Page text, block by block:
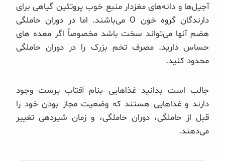
آجیل‌ها و دانه‌های مغزدار منبع خوب پروتئین گیاهی برای
دارندگان گروه خون O می‌باشند. ا‌ما در دوران حاملگی
هضم آنها می‌تواند سخت باشد مخصوصاً اگر معده های
حساس دارید. مصرف تخم بزرک را در دوران حاملگی
محدود کنید.
جالب است بدانید غذاهایی بنام آفتاب پرست وجود
دارند و غذاهایی هستند که وضعیت مجاز بودن خود را
قبل از حاملگی، دوران حاملگی، و زمان شیردهی تغییر
می‌دهند.